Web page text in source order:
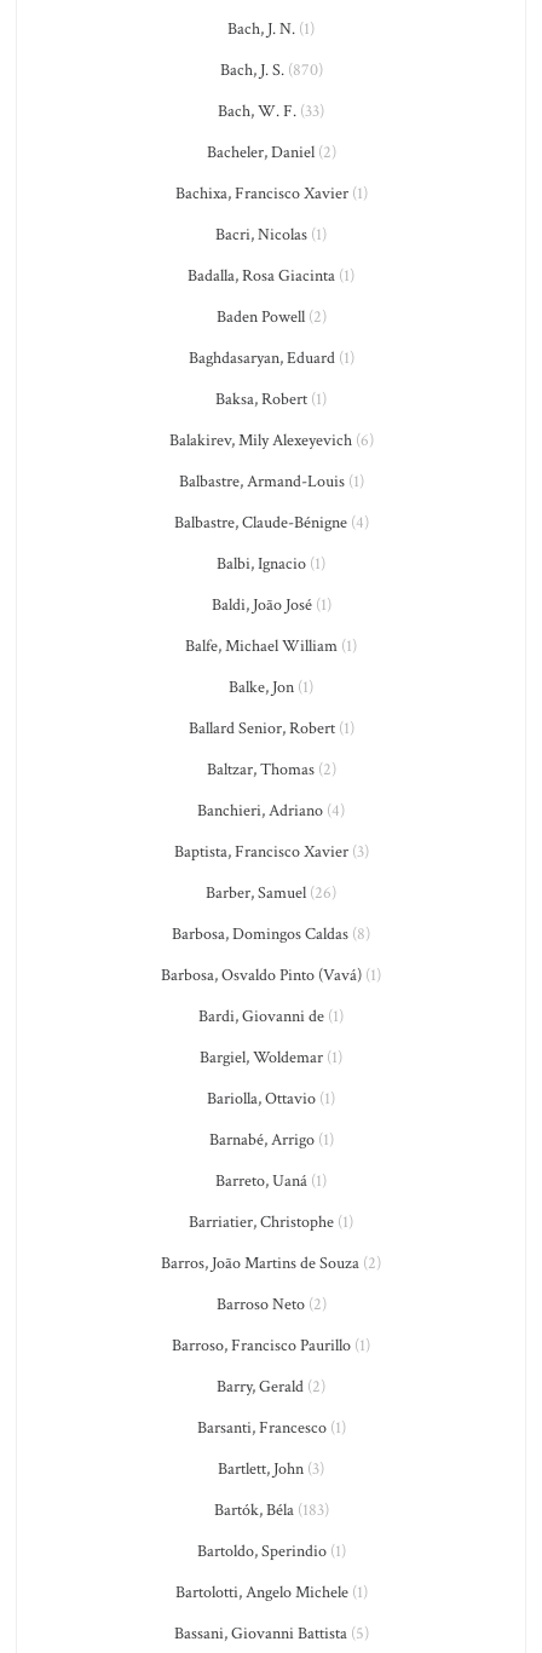
Bach, J. N. (1)
Bach, J. S.(870)
Bach, W. F. (33)
Bacheler, Daniel(2)
Bachixa, Francisco Xavier(1)
Bacri, Nicolas (1)
Badalla, Rosa Giacinta (1)
Baden Powell(2)
Baghdasaryan, Eduard(1)
Baksa, Robert (1)
Balakirev, Mily Alexeyevich(6)
Balbastre, Armand-Louis(1)
Balbastre, Claude-Bénigne(4)
Balbi, Ignacio (1)
Baldi, João José(1)
Balfe, Michael William (1)
Balke, Jon (1)
Ballard Senior, Robert(1)
Baltzar, Thomas(2)
Banchieri, Adriano (4)
Baptista, Francisco Xavier(3)
Barber, Samuel (26)
Barbosa, Domingos Caldas (8)
Barbosa, Osvaldo Pinto (Vavá) (1)
Bardi, Giovanni de (1)
Bargiel, Woldemar (1)
Bariolla, Ottavio (1)
Barnabé, Arrigo(1)
Barreto, Uaná (1)
Barriatier, Christophe (1)
Barros, João Martins de Souza (2)
Barroso Neto(2)
Barroso, Francisco Paurillo (1)
Barry, Gerald (2)
Barsanti, Francesco(1)
Bartlett, John (3)
Bartók, Béla(183)
Bartoldo, Sperindio(1)
Bartolotti, Angelo Michele(1)
Bassani, Giovanni Battista(5)